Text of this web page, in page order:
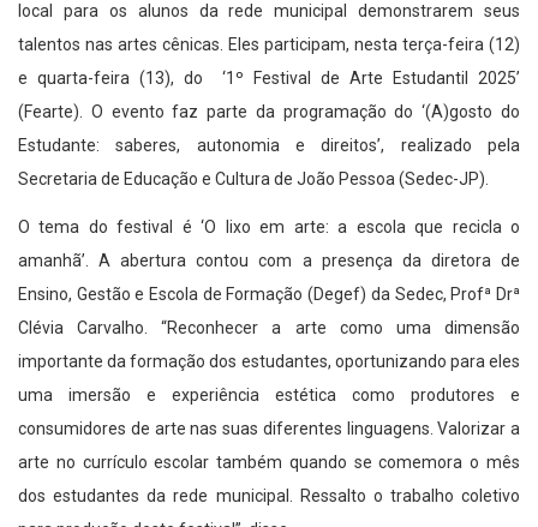
local para os alunos da rede municipal demonstrarem seus
talentos nas artes cênicas. Eles participam, nesta terça-feira (12)
e quarta-feira (13), do ‘1º Festival de Arte Estudantil 2025’
(Fearte). O evento faz parte da programação do ‘(A)gosto do
Estudante: saberes, autonomia e direitos’, realizado pela
Secretaria de Educação e Cultura de João Pessoa (Sedec-JP).
O tema do festival é ‘O lixo em arte: a escola que recicla o
amanhã’. A abertura contou com a presença da diretora de
Ensino, Gestão e Escola de Formação (Degef) da Sedec, Profª Drª
Clévia Carvalho. “Reconhecer a arte como uma dimensão
importante da formação dos estudantes, oportunizando para eles
uma imersão e experiência estética como produtores e
consumidores de arte nas suas diferentes linguagens. Valorizar a
arte no currículo escolar também quando se comemora o mês
dos estudantes da rede municipal. Ressalto o trabalho coletivo